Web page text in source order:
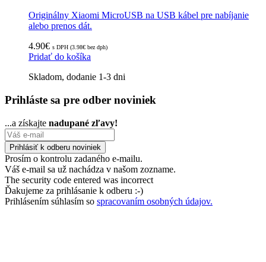
Originálny Xiaomi MicroUSB na USB kábel pre nabíjanie
alebo prenos dát.
4.90€ s DPH (3.98€ bez dph)
Pridať do košíka
Skladom, dodanie 1-3 dni
Prihláste sa pre odber noviniek
...a získajte nadupané zľavy!
Prosím o kontrolu zadaného e-mailu.
Váš e-mail sa už nachádza v našom zozname.
The security code entered was incorrect
Ďakujeme za prihlásanie k odberu :-)
Prihlásením súhlasím so spracovaním osobných údajov.